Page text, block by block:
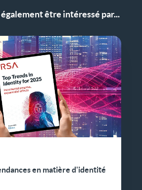
être intéressé par...
en matière d'identité